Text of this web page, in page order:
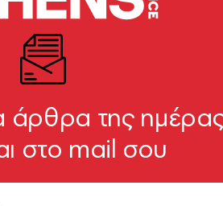
επανάκτηση του ελέγχου
άρθρα της
στο mail σου